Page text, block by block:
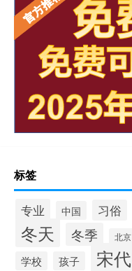
标签
专业 中国 习俗
冬天 冬季 北京
学校
孩子 宋代